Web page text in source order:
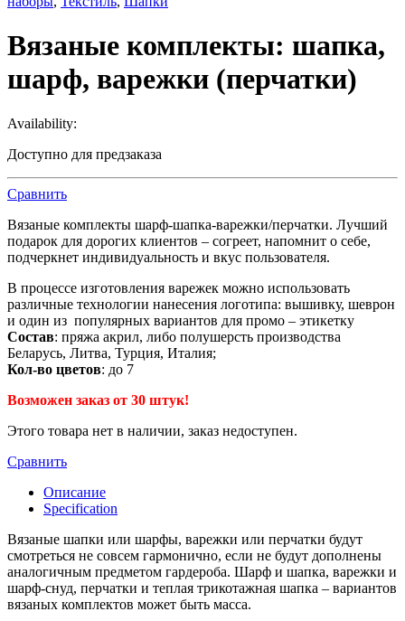
Вязаные комплекты: шапка,
шарф, варежки (перчатки)
Availability:
Доступно для предзаказа
Сравнить
Вязаные комплекты шарф-шапка-варежки/перчатки. Лучший
подарок для дорогих клиентов – согреет, напомнит о себе,
подчеркнет индивидуальность и вкус пользователя.
В процессе изготовления варежек можно использовать
различные технологии нанесения логотипа: вышивку, шеврон
и один из популярных вариантов для промо – этикетку
Состав: пряжа акрил, либо полушерсть производства
Беларусь, Литва, Турция, Италия;
Кол-во цветов: до 7
Возможен заказ от 30 штук!
Этого товара нет в наличии, заказ недоступен.
Сравнить
Описание
Specification
Вязаные шапки или шарфы, варежки или перчатки будут
смотреться не совсем гармонично, если не будут дополнены
аналогичным предметом гардероба. Шарф и шапка, варежки и
шарф-снуд, перчатки и теплая трикотажная шапка – вариантов
вязаных комплектов может быть масса.